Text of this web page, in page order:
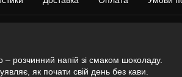
розчинний напій зі смаком шоколаду.
як почати свій день без кави.